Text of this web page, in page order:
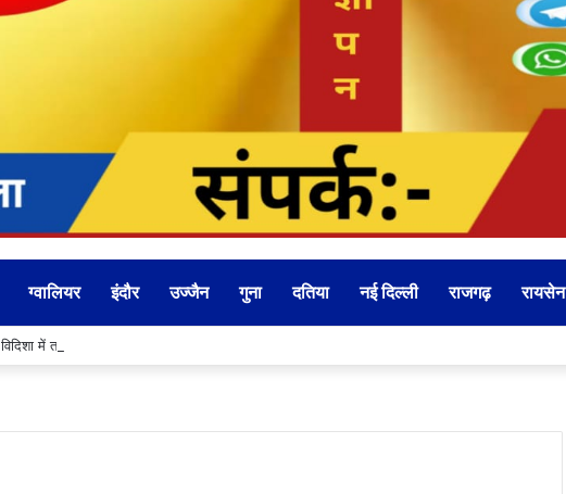
ग्वालियर इंदौर उज्जैन गुना दतिया नई दिल्ली राजगढ़ रायसेन
विदिशा में तहसीलदार-नायब तहसीलदारों के प्रभार बदले, कलेक्टर ने जारी किए नए पदस्थापना आदेश